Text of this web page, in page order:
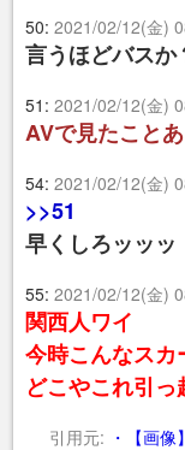
50: 2021/02/12(金)
言うほどバスか
51: 2021/02/12(金)
AVで見たこと
54: 2021/02/12(金)
>>51
早くしろッッッ
55: 2021/02/12(金)
関西人ワイ
今時こんなス
どこやこれ引っ
引用元: ・【画